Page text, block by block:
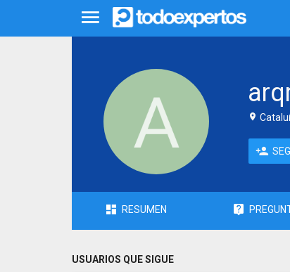
RESUMEN
USUARIOS QUE SIGUE